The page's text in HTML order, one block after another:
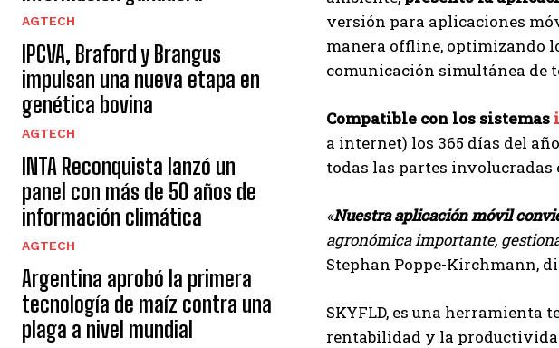
Suscribite al
AGTECH
IPCVA, Braford y Brangus
impulsan una nueva etapa en
genética bovina
AGTECH
INTA Reconquista lanzó un
panel con más de 50 años de
información climática
AGTECH
Argentina aprobó la primera
tecnología de maíz contra una
plaga a nivel mundial
versión para aplicaciones
manera offline, optimizando
comunicación simultánea de
Compatible con los sistemas
a internet) los 365 días del
todas las partes
«Nuestra aplicación móvil
agronómica importante,
Stephan Poppe-Kirchmann,
SKYFLD, es una
rentabilidad y la